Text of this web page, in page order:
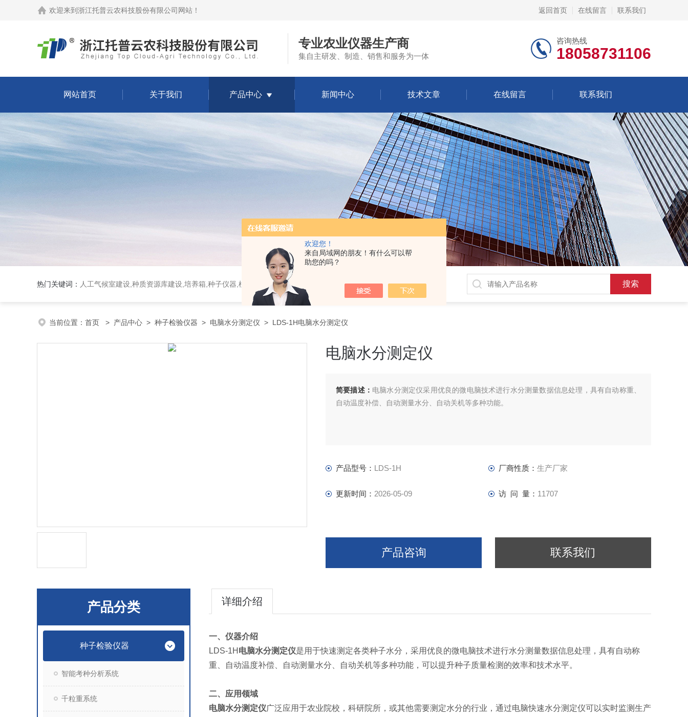
欢迎您！
来自局域网的朋友！有什么可以帮
助您的吗？
欢迎来到 浙江托普云农科技股份有限公司网站 ！ 返回首页 在线留言 联系我们
专业农业仪器生产商
集自主研发、制造、销售和服务为一体
咨询热线
18058731106
网站首页 关于我们 产品中心 新闻中心 技术文章 在线留言 联系我们
热门关键词： 人工气候室建设,种质资源库建设,培养箱,种子仪器,植物生理仪器,植保仪器,土壤仪器,环境气象仪器
当前位置： 首页 > 产品中心 > 种子检验仪器 > 电脑水分测定仪 > LDS-1H电脑水分测定仪
电脑水分测定仪
简要描述： 电脑水分测定仪采用优良的微电脑技术进行水分测量数据信息处理，具有自动称重、
自动温度补偿、自动测量水分、自动关机等多种功能。
产品型号： LDS-1H 厂商性质： 生产厂家
更新时间： 2026-05-09 访 问 量： 11707
产品咨询 联系我们
产品分类
种子检验仪器
智能考种分析系统
千粒重系统
详细介绍
一、仪器介绍
LDS-1H 电脑水分测定仪是用于快速测定各类种子水分，采用优良的微电脑技术进行水分测量数据信息处理，具有自动称
重、自动温度补偿、自动测量水分、自动关机等多种功能，可以提升种子质量检测的效率和技术水平。
二、应用领域
电脑水分测定仪广泛应用于农业院校，科研院所，或其他需要测定水分的行业，通过电脑快速水分测定仪可以实时监测生产